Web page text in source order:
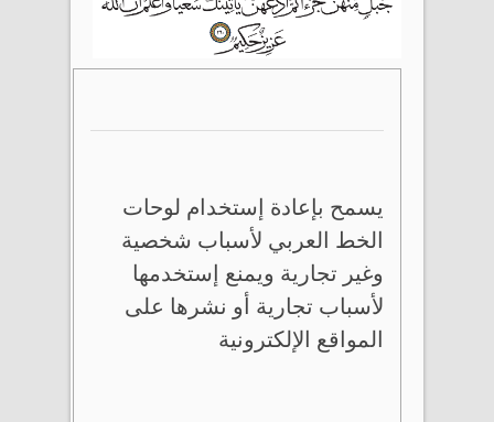
يسمح بإعادة إستخدام لوحات
الخط العربي لأسباب شخصية
وغير تجارية ويمنع إستخدمها
لأسباب تجارية أو نشرها على
المواقع الإلكترونية